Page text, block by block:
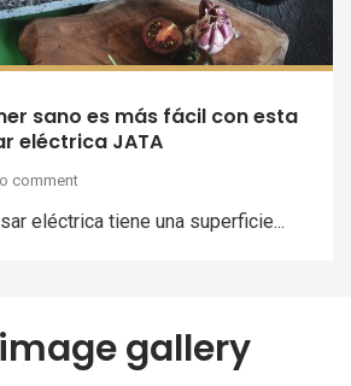
sano es más fácil con esta
eléctrica JATA
comment
eléctrica tiene una superficie...
gallery